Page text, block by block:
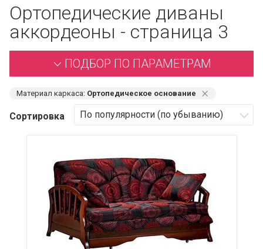
Ортопедические диваны
аккордеоны - страница 3
ПОДБОР ПО ПАРАМЕТРАМ
Материал каркаса: Ортопедическое основание ⨯
Сортировка